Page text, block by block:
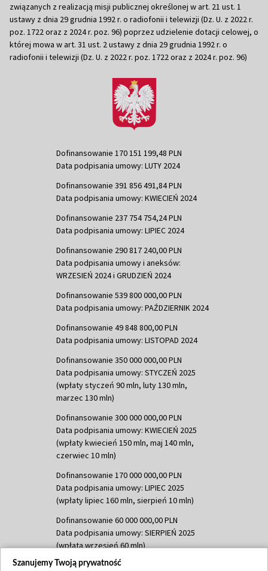
związanych z realizacją misji publicznej określonej w art. 21 ust. 1
ustawy z dnia 29 grudnia 1992 r. o radiofonii i telewizji (Dz. U. z 2022 r.
poz. 1722 oraz z 2024 r. poz. 96) poprzez udzielenie dotacji celowej, o
której mowa w art. 31 ust. 2 ustawy z dnia 29 grudnia 1992 r. o
radiofonii i telewizji (Dz. U. z 2022 r. poz. 1722 oraz z 2024 r. poz. 96)
Dofinansowanie 170 151 199,48 PLN
Data podpisania umowy: LUTY 2024
Dofinansowanie 391 856 491,84 PLN
Data podpisania umowy: KWIECIEŃ 2024
Dofinansowanie 237 754 754,24 PLN
Data podpisania umowy: LIPIEC 2024
Dofinansowanie 290 817 240,00 PLN
Data podpisania umowy i aneksów:
WRZESIEŃ 2024 i GRUDZIEŃ 2024
Dofinansowanie 539 800 000,00 PLN
Data podpisania umowy: PAŹDZIERNIK 2024
Dofinansowanie 49 848 800,00 PLN
Data podpisania umowy: LISTOPAD 2024
Dofinansowanie 350 000 000,00 PLN
Data podpisania umowy: STYCZEŃ 2025
(wpłaty styczeń 90 mln, luty 130 mln,
marzec 130 mln)
Dofinansowanie 300 000 000,00 PLN
Data podpisania umowy: KWIECIEŃ 2025
(wpłaty kwiecień 150 mln, maj 140 mln,
czerwiec 10 mln)
Dofinansowanie 170 000 000,00 PLN
Data podpisania umowy: LIPIEC 2025
(wpłaty lipiec 160 mln, sierpień 10 mln)
Dofinansowanie 60 000 000,00 PLN
Data podpisania umowy: SIERPIEŃ 2025
(wpłata wrzesień 60 mln)
Dofinansowanie 635 783 051,21 PLN
Szanujemy Twoją prywatność